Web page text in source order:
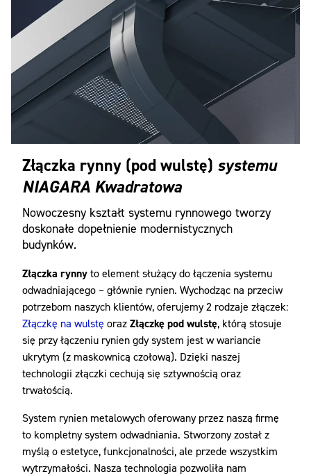
Złączka rynny (pod wulstę) systemu
NIAGARA Kwadratowa
Nowoczesny kształt systemu rynnowego tworzy
doskonałe dopełnienie modernistycznych
budynków.
Złączka rynnyto element służący do łączenia systemu
odwadniającego – głównie rynien. Wychodząc na przeciw
potrzebom naszych klientów, oferujemy 2 rodzaje złączek:
Złączkę na wulstę orazZłączkę pod wulstę, którą stosuje
się przy łączeniu rynien gdy system jest w wariancie
ukrytym (z maskownicą czołową). Dzięki naszej
technologii złączki cechują się sztywnością oraz
trwałością.
System rynien metalowych oferowany przez naszą firmę
to kompletny system odwadniania. Stworzony został z
myślą o estetyce, funkcjonalności, ale przede wszystkim
wytrzymałości. Nasza technologia pozwoliła nam